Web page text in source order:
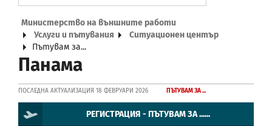
Министерство на външните работи
Услуги и пътувания
Ситуационен център
Пътувам за...
Панама
ПОСЛЕДНА АКТУАЛИЗАЦИЯ 18 ФЕВРУАРИ 2026 ПЪТУВАМ ЗА ...
РЕГИСТРАЦИЯ - ПЪТУВАМ ЗА ......